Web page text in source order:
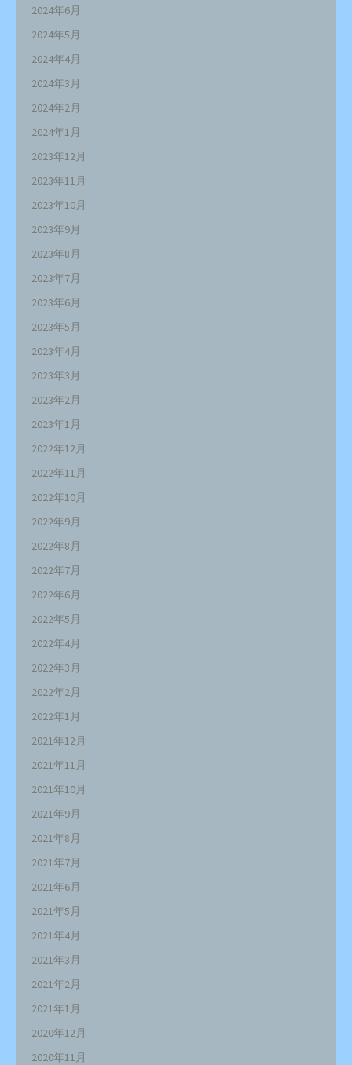
2024年6月
2024年5月
2024年4月
2024年3月
2024年2月
2024年1月
2023年12月
2023年11月
2023年10月
2023年9月
2023年8月
2023年7月
2023年6月
2023年5月
2023年4月
2023年3月
2023年2月
2023年1月
2022年12月
2022年11月
2022年10月
2022年9月
2022年8月
2022年7月
2022年6月
2022年5月
2022年4月
2022年3月
2022年2月
2022年1月
2021年12月
2021年11月
2021年10月
2021年9月
2021年8月
2021年7月
2021年6月
2021年5月
2021年4月
2021年3月
2021年2月
2021年1月
2020年12月
2020年11月